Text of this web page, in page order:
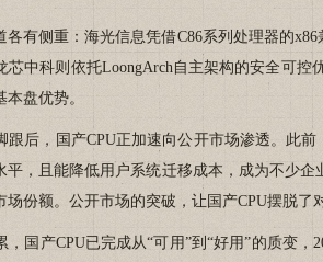
侧重：海光信息凭借C86系列处理器的x86
芯中科则依托LoongArch自主架构的安全可控
盘优势。
，国产CPU正加速向公开市场渗透。此前
平，且能降低用户系统迁移成本，成为不少
份额。公开市场的突破，让国产CPU摆脱了
产CPU已完成从“可用”到“好用”的质变，